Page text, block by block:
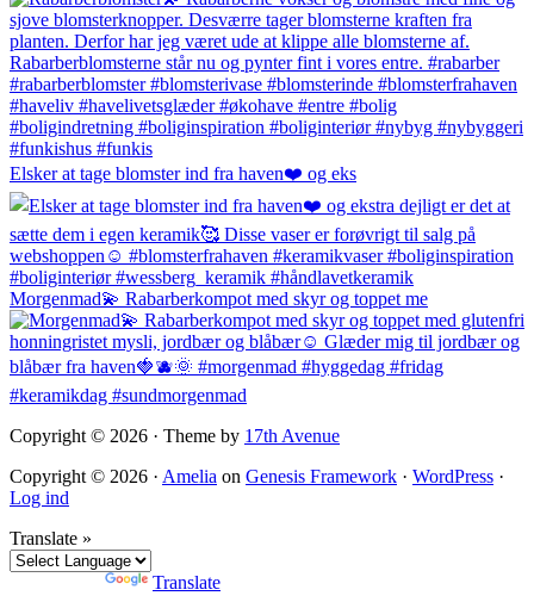
Elsker at tage blomster ind fra haven❤️ og eks
Morgenmad💫 Rabarberkompot med skyr og toppet me
Copyright © 2026 · Theme by 17th Avenue
Copyright © 2026 · Amelia on Genesis Framework · WordPress ·
Log ind
Translate »
Translate